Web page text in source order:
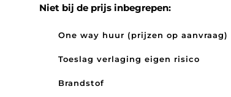
Niet bij de prijs inbegrepen:
One way huur (prijzen op aanvraag)
Toeslag verlaging eigen risico
Brandstof